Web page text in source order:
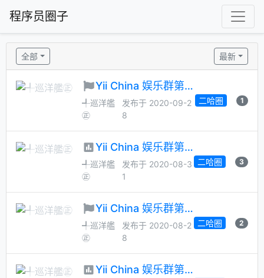
程序员圈子
全部 最新
Yii China 娱乐群第 48 次管理员月选候选人征集
╃巡洋艦
㊣
发布于 2020-09-2
8
二哈圈 1
Yii China 娱乐群第 47 次管理员大选
╃巡洋艦
㊣
发布于 2020-08-3
1
二哈圈 3
Yii China 娱乐群第 47 次管理员月选候选人征集
╃巡洋艦
㊣
发布于 2020-08-2
8
二哈圈 2
Yii China 娱乐群第 46 次管理员大选